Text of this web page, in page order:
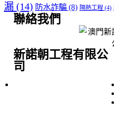
漏 (14) 防水詐騙 (8) 隔熱工程 (4)
聯絡我們
新諾朝工程有限公
司